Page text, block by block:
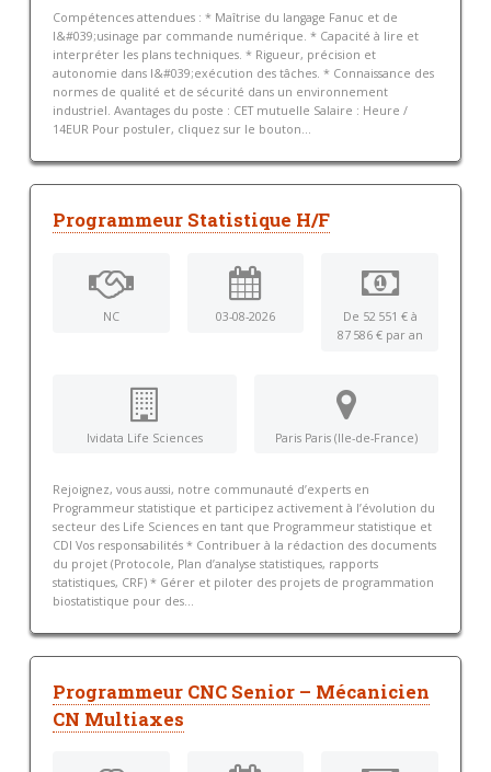
Compétences attendues : * Maîtrise du langage Fanuc et de
l&#039;usinage par commande numérique. * Capacité à lire et
interpréter les plans techniques. * Rigueur, précision et
autonomie dans l&#039;exécution des tâches. * Connaissance des
normes de qualité et de sécurité dans un environnement
industriel. Avantages du poste : CET mutuelle Salaire : Heure /
14EUR Pour postuler, cliquez sur le bouton...
Programmeur Statistique H/F
NC 03-08-2026
De 52 551 € à
87 586 € par an
Ividata Life Sciences Paris Paris (Ile-de-France)
Rejoignez, vous aussi, notre communauté d’experts en
Programmeur statistique et participez activement à l’évolution du
secteur des Life Sciences en tant que Programmeur statistique et
CDI Vos responsabilités * Contribuer à la rédaction des documents
du projet (Protocole, Plan d’analyse statistiques, rapports
statistiques, CRF) * Gérer et piloter des projets de programmation
biostatistique pour des...
Programmeur CNC Senior – Mécanicien
CN Multiaxes